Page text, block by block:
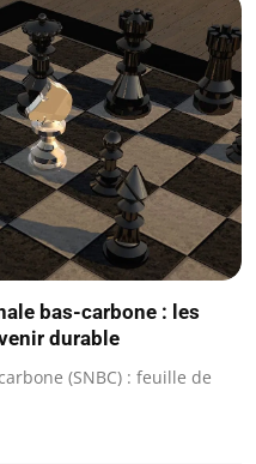
bas-carbone : les
durable
(SNBC) : feuille de